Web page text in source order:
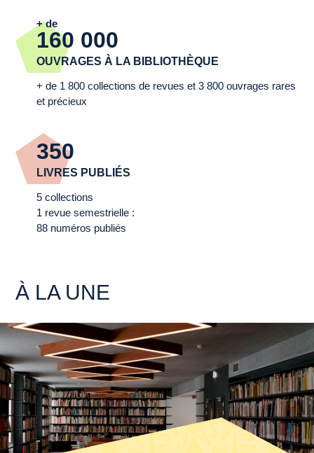
+ de
160 000
OUVRAGES À LA BIBLIOTHÈQUE
+ de 1 800 collections de revues et 3 800 ouvrages rares
et précieux
350
LIVRES PUBLIÉS
5 collections
1 revue semestrielle :
88 numéros publiés
À LA UNE